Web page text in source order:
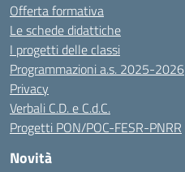
Offerta formativa
Le schede didattiche
I progetti delle classi
Programmazioni a.s. 2025-2026
Privacy
Verbali C.D. e C.d.C.
Progetti PON/POC-FESR-PNRR
Novità